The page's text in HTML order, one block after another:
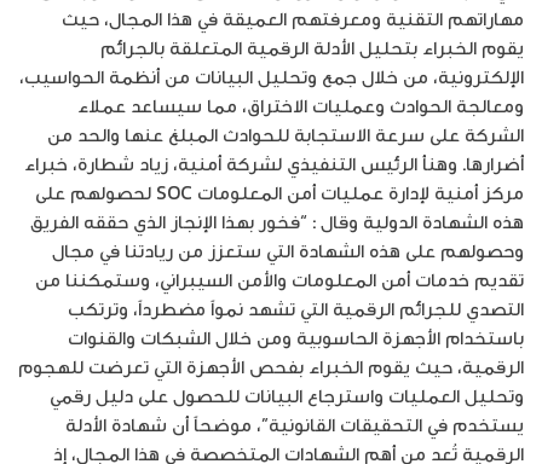
مهاراتهم التقنية ومعرفتهم العميقة في هذا المجال، حيث
يقوم الخبراء بتحليل الأدلة الرقمية المتعلقة بالجرائم
الإلكترونية، من خلال جمع وتحليل البيانات من أنظمة الحواسيب،
ومعالجة الحوادث وعمليات الاختراق، مما سيساعد عملاء
الشركة على سرعة الاستجابة للحوادث المبلغ عنها والحد من
أضرارها. وهنأ الرئيس التنفيذي لشركة أمنية، زياد شطارة، خبراء
مركز أمنية لإدارة عمليات أمن المعلومات SOC لحصولهم على
هذه الشهادة الدولية وقال : “فخور بهذا الإنجاز الذي حققه الفريق
وحصولهم على هذه الشهادة التي ستعزز من ريادتنا في مجال
تقديم خدمات أمن المعلومات والأمن السيبراني، وستمكننا من
التصدي للجرائم الرقمية التي تشهد نمواً مضطرداً، وترتكب
باستخدام الأجهزة الحاسوبية ومن خلال الشبكات والقنوات
الرقمية، حيث يقوم الخبراء بفحص الأجهزة التي تعرضت للهجوم
وتحليل العمليات واسترجاع البيانات للحصول على دليل رقمي
يستخدم في التحقيقات القانونية”، موضحاً أن شهادة الأدلة
الرقمية تُعد من أهم الشهادات المتخصصة في هذا المجال، إذ